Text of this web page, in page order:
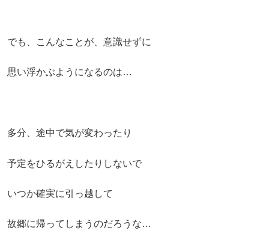
でも、こんなことが、意識せずに
思い浮かぶようになるのは…
多分、途中で気が変わったり
予定をひるがえしたりしないで
いつか確実に引っ越して
故郷に帰ってしまうのだろうな…